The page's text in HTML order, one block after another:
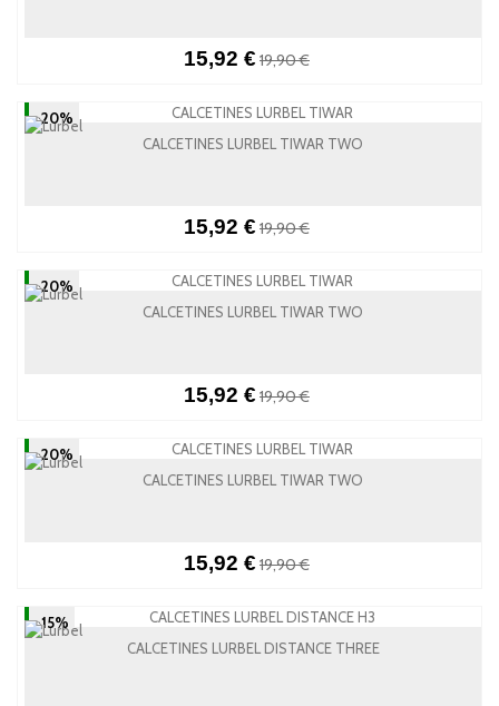
15,92 € 19,90 €
-20%
CALCETINES LURBEL TIWAR TWO
15,92 € 19,90 €
-20%
CALCETINES LURBEL TIWAR TWO
15,92 € 19,90 €
-20%
CALCETINES LURBEL TIWAR TWO
15,92 € 19,90 €
-15%
CALCETINES LURBEL DISTANCE THREE